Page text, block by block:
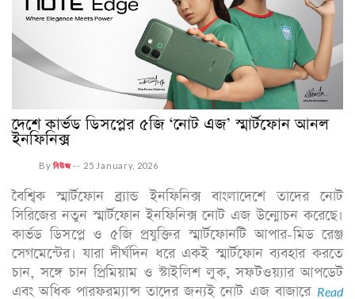
দেশে কার্ভড ডিসপ্লের ৫জি ‘নোট এজ’ স্মার্টফোন আনল
ইনফিনিক্স
Byনিউজ -- 25 January, 2026
বৈশ্বিক স্মার্টফোন ব্র্যান্ড ইনফিনিক্স বাংলাদেশে তাদের নোট
সিরিজের নতুন স্মার্টফোন ইনফিনিক্স নোট এজ উন্মোচন করেছে।
কার্ভড ডিসপ্লে ও ৫জি প্রযুক্তির স্মার্টফোনটি আপার-মিড রেঞ্জ
সেগমেন্টের। যারা দীর্ঘদিন ধরে একই স্মার্টফোন ব্যবহার করতে
চান, সঙ্গে চান প্রিমিয়াম ও স্টাইলিশ লুক, সফটওয়্যার আপডেট
এবং অধিক পারফরম্যান্স তাদের জন্যই নোট এজ বাজারে Read